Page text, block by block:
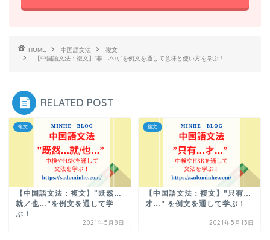
HOME 中国語文法
複文
【中国語文法：複文】”非…不可”を例文を通して意味と使い方を学ぶ！
RELATED POST
複文
【中国語文法：複文】"既然…
就／也…”を例文を通して学
ぶ！
2021年5月8日
複文
【中国語文法：複文】”只有…
才…” を例文を通して学ぶ！
2021年5月13日